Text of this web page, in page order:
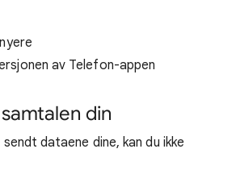
av Telefon-appen
din
dataene dine, kan du ikke